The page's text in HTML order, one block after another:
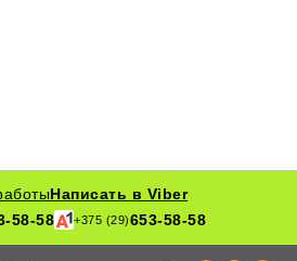
Написать в Viber
58-58 +375 (29)653-58-58